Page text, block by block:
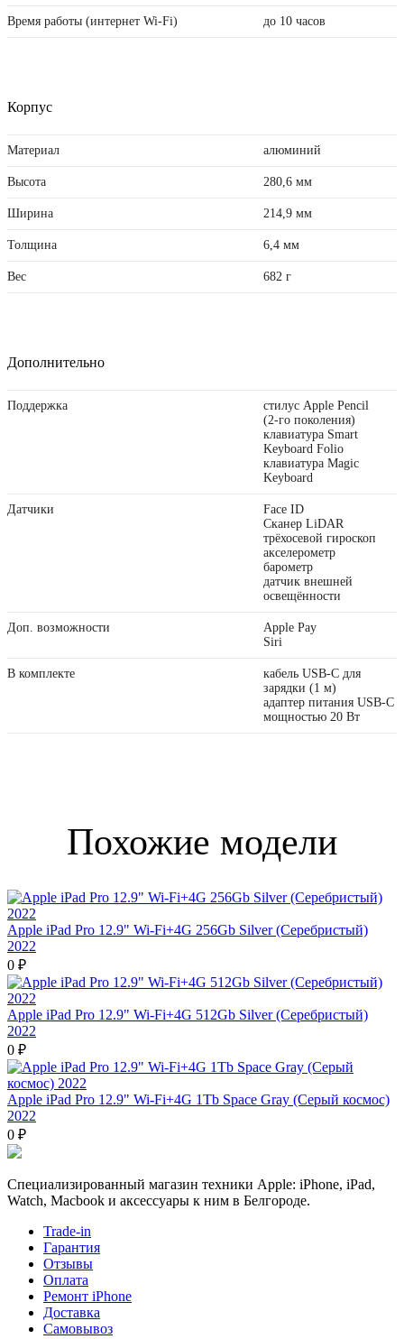
Время работы (интернет Wi-Fi) до 10 часов
Корпус
Материал алюминий
Высота 280,6 мм
Ширина 214,9 мм
Толщина 6,4 мм
Вес 682 г
Дополнительно
Поддержка
стилус Apple Pencil
(2‑го поколения)
клавиатура Smart
Keyboard Folio
клавиатура Magic
Keyboard
Датчики
Face ID
Сканер LiDAR
трёхосевой гироскоп
акселерометр
барометр
датчик внешней
освещённости
Доп. возможности
Apple Pay
Siri
В комплекте
кабель USB‑C для
зарядки (1 м)
адаптер питания USB‑C
мощностью 20 Вт
Похожие модели
Apple iPad Pro 12.9" Wi-Fi+4G 256Gb Silver (Серебристый)
2022
0 ₽
Apple iPad Pro 12.9" Wi-Fi+4G 512Gb Silver (Серебристый)
2022
0 ₽
Apple iPad Pro 12.9" Wi-Fi+4G 1Tb Space Gray (Серый космос)
2022
0 ₽
Специализированный магазин техники Apple: iPhone, iPad,
Watch, Macbook и аксессуары к ним в Белгороде.
Trade-in
Гарантия
Отзывы
Оплата
Ремонт iPhone
Доставка
Самовывоз